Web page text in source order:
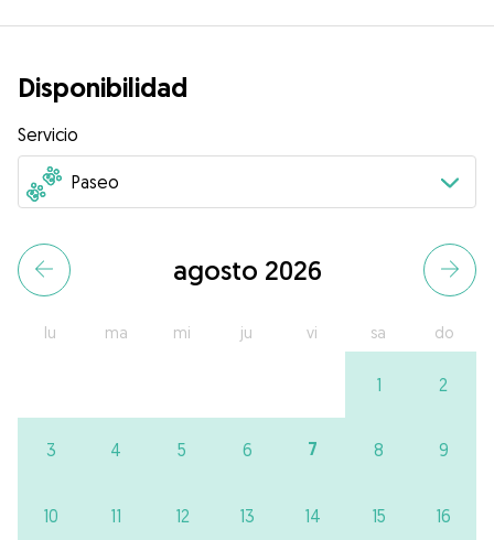
Disponibilidad
Servicio
agosto 2026
lu ma mi ju vi sa do
1 2
3 4 5 6 7 8 9
10 11 12 13 14 15 16